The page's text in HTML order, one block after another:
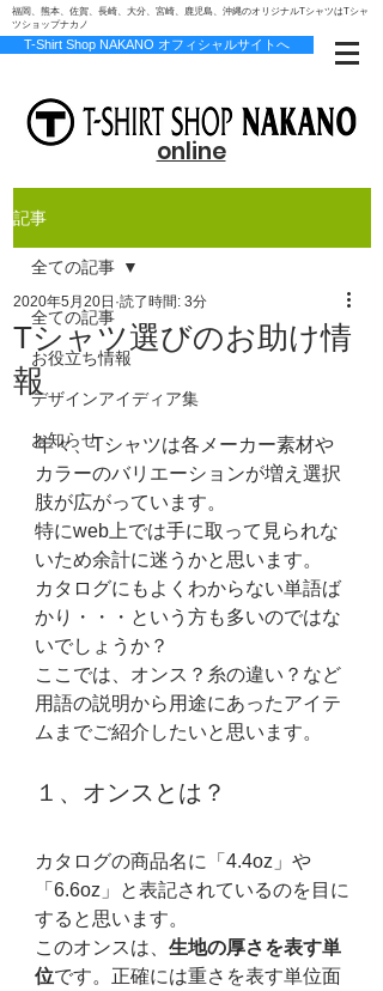
福岡、熊本、佐賀、長崎、大分、宮崎、鹿児島、沖縄のオリジナルTシャツはTシャ
ツショップナカノ
T-Shirt Shop NAKANO オフィシャルサイトへ
online
記事
全ての記事
お役立ち情報
デザインアイディア集
お知らせ
全ての記事
Tシャツ選びのお助け情
報
2020年5月20日 読了時間: 3分
年々、Tシャツは各メーカー素材や
カラーのバリエーションが増え選択
肢が広がっています。
特にweb上では手に取って見られな
いため余計に迷うかと思います。
カタログにもよくわからない単語ば
かり・・・という方も多いのではな
いでしょうか？
ここでは、オンス？糸の違い？など
用語の説明から用途にあったアイテ
ムまでご紹介したいと思います。
１、オンスとは？
カタログの商品名に「4.4oz」や
「6.6oz」と表記されているのを目に
すると思います。
このオンスは、 生地の厚さを表す単
位です。正確には重さを表す単位面